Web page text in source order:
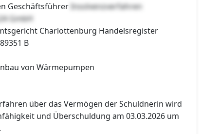
Geschäftsführer Insolvenzverfahren
GmbH
Charlottenburg Handelsregister
B
von Wärmepumpen
über das Vermögen der Schuldnerin wird
und Überschuldung am 03.03.2026 um